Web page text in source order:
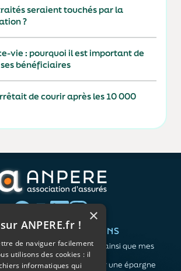
seraient touchés par la
?
vie : pourquoi il est important de
bénéficiaires
de courir après les 10 000
? VOS BESOINS
Me protéger ainsi que mes
proches
Me constituer une épargne
×
ANPERE.fr !
de naviguer facilement
utilisons des cookies : il
informatiques qui